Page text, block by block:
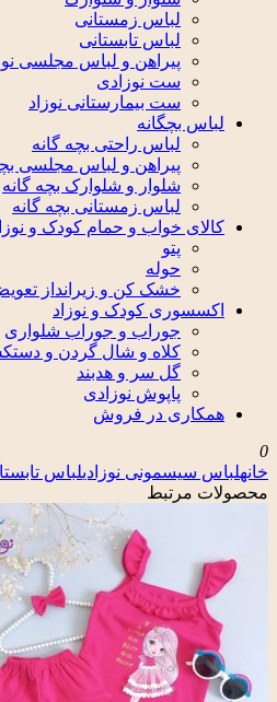
لباس زمستانی
لباس تابستانی
پیراهن و لباس مجلسی
ست نوزادی
ست بیمارستانی نوزاد
لباس بچگانه
لباس راحتی بچه گانه
پیراهن و لباس مجلسی
شلوار و شلوارک بچه گانه
لباس زمستانی بچه گانه
کالای خواب و حمام کودک و
پتو
حوله
خشک کن و زیرانداز
اکسسوری کودک و نوزاد
جوراب و جوراب شلواری
کلاه و شال گردن و
گل سر و هدبند
پاپوش نوزادی
همکاری در فروش
0
خانهلباس سیسمونی نوزادیلباس
محصولات مرتبط